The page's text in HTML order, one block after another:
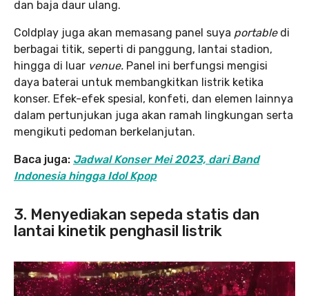
dan baja daur ulang.
Coldplay juga akan memasang panel suya portable di
berbagai titik, seperti di panggung, lantai stadion,
hingga di luar venue. Panel ini berfungsi mengisi
daya baterai untuk membangkitkan listrik ketika
konser. Efek-efek spesial, konfeti, dan elemen lainnya
dalam pertunjukan juga akan ramah lingkungan serta
mengikuti pedoman berkelanjutan.
Baca juga: Jadwal Konser Mei 2023, dari Band
Indonesia hingga Idol Kpop
3. Menyediakan sepeda statis dan
lantai kinetik penghasil listrik